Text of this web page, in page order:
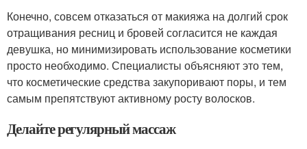
Конечно, совсем отказаться от макияжа на долгий срок
отращивания ресниц и бровей согласится не каждая
девушка, но минимизировать использование косметики
просто необходимо. Специалисты объясняют это тем,
что косметические средства закупоривают поры, и тем
самым препятствуют активному росту волосков.
Делайте регулярный массаж